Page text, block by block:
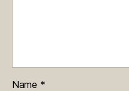
Name *